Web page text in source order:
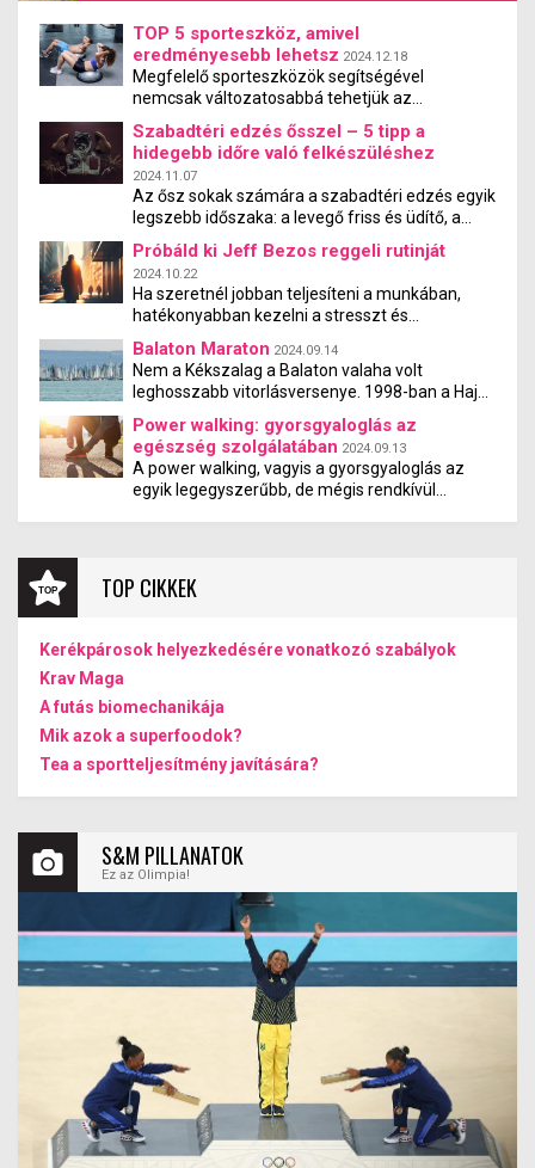
TOP 5 sporteszköz, amivel
eredményesebb lehetsz 2024.12.18
Megfelelő sporteszközök segítségével
nemcsak változatosabbá tehetjük az
edzéseinket, de gyorsabban elérhetjük a
kitűzött céljainkat is. Íme az 5 legjobb
sporteszköz, amikkel eredményesebb lehetsz,
függetlenül attól, hogy otthon edzel vagy az
edzőtermet látogatod.
Szabadtéri edzés ősszel – 5 tipp a
hidegebb időre való felkészüléshez
2024.11.07
Az ősz sokak számára a szabadtéri edzés egyik
legszebb időszaka: a levegő friss és üdítő, a
Azonban ahogy az időjárás egyre hűvösebbé
válik, érdemes néhány dolgot szem előtt
tartanod, hogy az edzéseid élvezetesek és
biztonságosak maradjanak. Ebben a cikkben 5
hasznos tippet adunk ahhoz, hogyan
készülhetsz fel az őszi szabadtéri edzésekre,
hogy a hidegebb idő se állítson meg!
Próbáld ki Jeff Bezos reggeli rutinját
2024.10.22
Ha szeretnél jobban teljesíteni a munkában,
hatékonyabban kezelni a stresszt és
ez a cikk neked szól. Rengeteg praktikát
bevehetünk, a különféle vitaminoktól kezdve, a
meditáción át a reggeli intenzív edzésig… Mit
szólsz, ha azt mondjuk, van egy rendkívül
egyszerű megoldás, amit bárki, ingyen és
kényelmesen “alkalmazhat”?
Balaton Maraton 2024.09.14
Nem a Kékszalag a Balaton valaha volt
leghosszabb vitorlásversenye. 1998-ban a Hajó
távot magában foglaló Kent-Balaton Maraton
versenyt. Itt nemcsak elindult 14 hajó, de 12
közülük be is fejezte a versenyt. A verseny még
több kiadást megélt, de mára kihunyt a
lelkesedés. Kár érte.
Power walking: gyorsgyaloglás az
egészség szolgálatában 2024.09.13
A power walking, vagyis a gyorsgyaloglás az
egyik legegyszerűbb, de mégis rendkívül
megvizsgáljuk, miért érdemes beiktatni ezt az
egyszerű mozgásformát a mindennapi rutinba,
TOP CIKKEK
Kerékpárosok helyezkedésére vonatkozó szabályok
Krav Maga
A futás biomechanikája
Mik azok a superfoodok?
Tea a sportteljesítmény javítására?
S&M PILLANATOK
Ez az Olimpia!